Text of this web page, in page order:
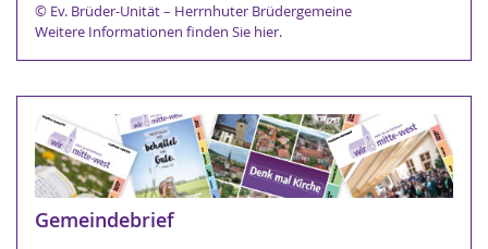
© Ev. Brüder-Unität – Herrnhuter Brüdergemeine
Weitere Informationen finden Sie hier.
Gemeindebrief